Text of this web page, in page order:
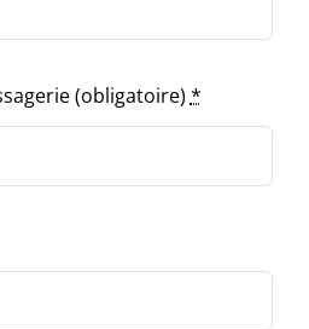
(obligatoire) *